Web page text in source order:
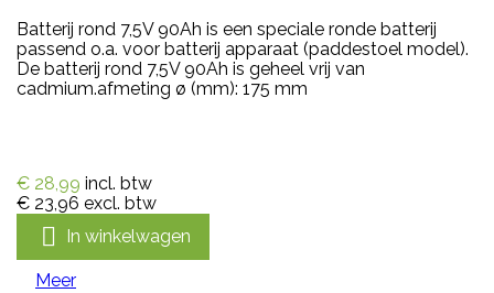
Batterij rond 7,5V 90Ah is een speciale ronde batterij
passend o.a. voor batterij apparaat (paddestoel model).
De batterij rond 7,5V 90Ah is geheel vrij van
cadmium.afmeting ø (mm): 175 mm
€ 28,99 incl. btw
€ 23,96 excl. btw
 In winkelwagen
Meer